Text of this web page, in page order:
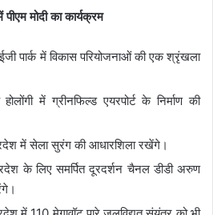
मोदी का कार्यक्रम
पार्क में विकास परियोजनाओं की एक श्रृंखला
में ग्रीनफिल्ड एयरपोर्ट के निर्माण की
में सेला सुरंग की आधारशिला रखेंगे।
के लिए समर्पित दूरदर्शन चैनल डीडी अरुण